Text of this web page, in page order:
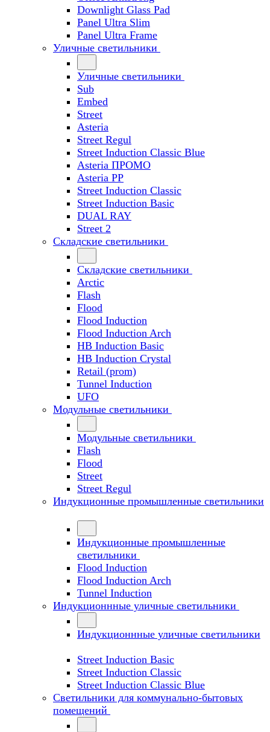
Downlight Glass Pad
Panel Ultra Slim
Panel Ultra Frame
Уличные светильники
Уличные светильники
Sub
Embed
Street
Asteria
Street Regul
Street Induction Classic Blue
Asteria ПРОМО
Asteria PP
Street Induction Classic
Street Induction Basic
DUAL RAY
Street 2
Складские светильники
Складские светильники
Arctic
Flash
Flood
Flood Induction
Flood Induction Arch
HB Induction Basic
HB Induction Crystal
Retail (prom)
Tunnel Induction
UFO
Модульные светильники
Модульные светильники
Flash
Flood
Street
Street Regul
Индукционные промышленные светильники
Индукционные промышленные
светильники
Flood Induction
Flood Induction Arch
Tunnel Induction
Индукционнные уличные светильники
Индукционнные уличные светильники
Street Induction Basic
Street Induction Classic
Street Induction Classic Blue
Светильники для коммунально-бытовых
помещений